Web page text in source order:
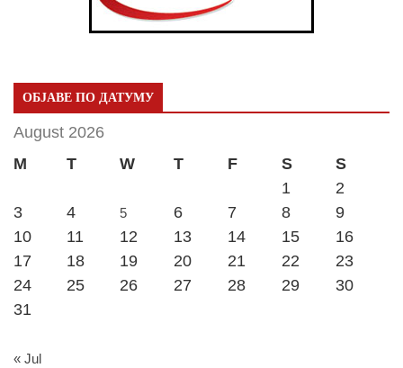
ОБЈАВЕ ПО ДАТУМУ
August 2026
M
T W T F S
S
1
2
3
4 5 6 7 8
9
10
11 12 13 14 15
16
17
18 19 20 21 22
23
24
25 26 27 28 29
30
31
« Jul